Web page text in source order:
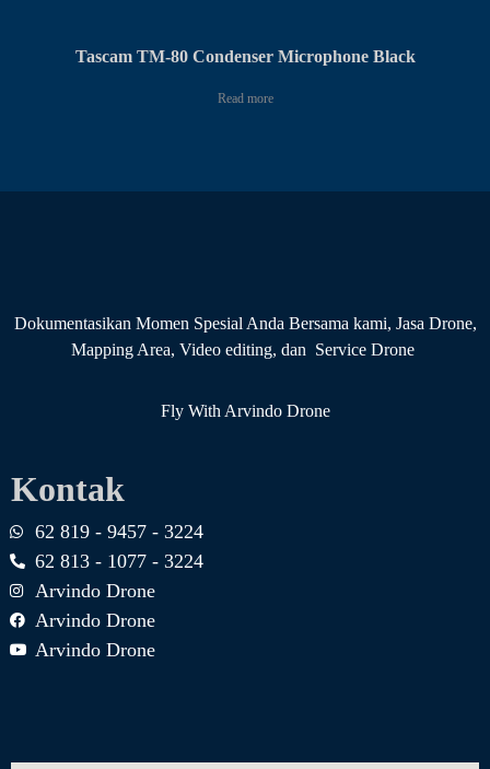
Tascam TM-80 Condenser Microphone Black
Read more
Dokumentasikan Momen Spesial Anda Bersama kami, Jasa Drone,
Mapping Area, Video editing, dan Service Drone
Fly With Arvindo Drone
Kontak
62 819 - 9457 - 3224
62 813 - 1077 - 3224
Arvindo Drone
Arvindo Drone
Arvindo Drone